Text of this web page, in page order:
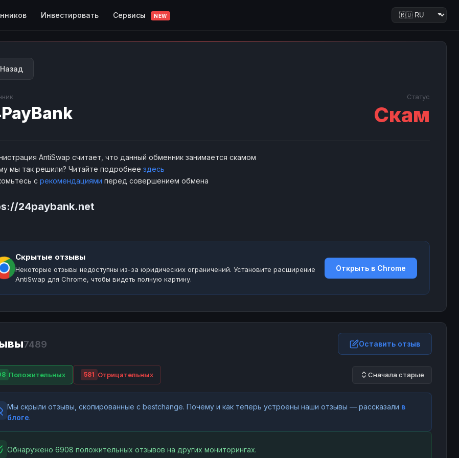
Инвестировать Сервисы NEW
Назад
Статус
Скам
AntiSwap считает, что данный обменник занимается скамом
мы так решили? Читайте подробнее здесь
с рекомендациями перед совершением обмена
24paybank.net
Скрытые отзывы
Некоторые отзывы недоступны из-за юридических ограничений. Установите расширение
AntiSwap для Chrome, чтобы видеть полную картину.
Открыть в Chrome
7489 Оставить отзыв
Положительных 581 Отрицательных Сначала старые
Мы скрыли отзывы, скопированные с bestchange. Почему и как теперь устроены наши отзывы — рассказали в
блоге.
Обнаружено 6908 положительных отзывов на других мониторингах.